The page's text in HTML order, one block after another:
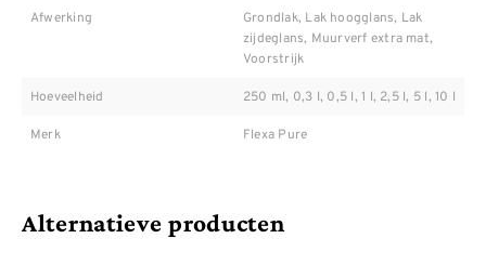
Afwerking
Grondlak, Lak hoogglans, Lak
zijdeglans, Muurverf extra mat,
Voorstrijk
Hoeveelheid 250 ml, 0,3 l, 0,5 l, 1 l, 2,5 l, 5 l, 10 l
Merk Flexa Pure
Alternatieve producten